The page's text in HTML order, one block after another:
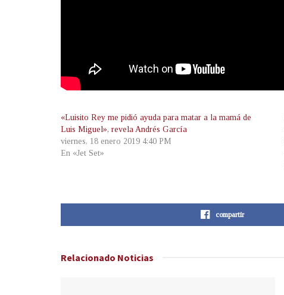
«Luisito Rey me pidió ayuda para matar a la mamá de
Luis Miguel», revela Andrés García
viernes, 18 enero 2019 4:40 PM
En «Jet Set»
compartir
Relacionado Noticias